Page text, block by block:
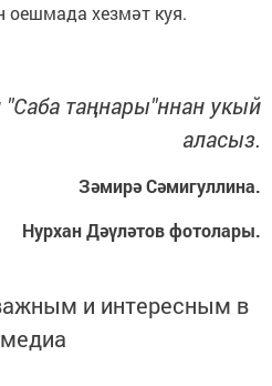
оешмада хезмәт куя.
таңнары"ннан укый
аласыз.
Зәмирә Сәмигуллина.
Нурхан Дәүләтов фотолары.
и интересным в